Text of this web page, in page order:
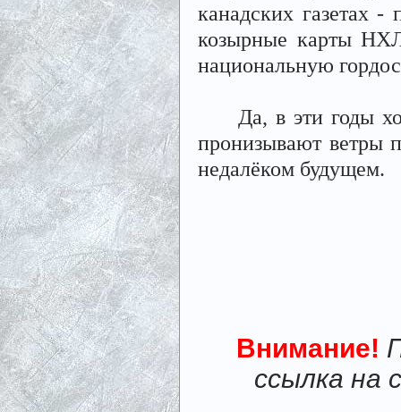
канадских газетах
козырные карты
национальную
Да, в эти годы
пронизывают ветры
недалёком будущем.
Внимание!
ссылка на